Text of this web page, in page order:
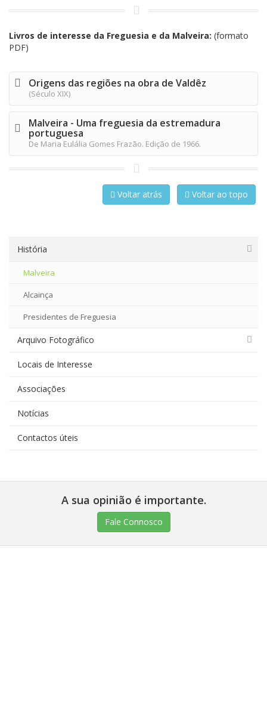
Livros de interesse da Freguesia e da Malveira: (formato
PDF)
Origens das regiões na obra de Valdêz
(Século XIX)
Malveira - Uma freguesia da estremadura
portuguesa
De Maria Eulália Gomes Frazão. Edição de 1966.
Voltar atrás Voltar ao topo
História
Malveira
Alcainça
Presidentes de Freguesia
Arquivo Fotográfico
Locais de Interesse
Associações
Notícias
Contactos úteis
A sua opinião é importante.
Fale Connosco